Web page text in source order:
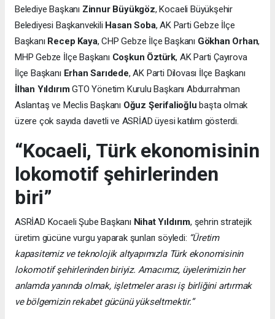
Belediye Başkanı Zinnur Büyükgöz, Kocaeli Büyükşehir
Belediyesi Başkanvekili Hasan Soba, AK Parti Gebze İlçe
Başkanı Recep Kaya, CHP Gebze İlçe Başkanı Gökhan Orhan,
MHP Gebze İlçe Başkanı Coşkun Öztürk, AK Parti Çayırova
İlçe Başkanı Erhan Sarıdede, AK Parti Dilovası İlçe Başkanı
İlhan YıldırımGTO Yönetim Kurulu Başkanı Abdurrahman
Aslantaş ve Meclis Başkanı Oğuz Şerifalioğlu başta olmak
üzere çok sayıda davetli ve ASRİAD üyesi katılım gösterdi.
“Kocaeli, Türk ekonomisinin
lokomotif şehirlerinden
biri”
ASRİAD Kocaeli Şube Başkanı Nihat Yıldırım, şehrin stratejik
üretim gücüne vurgu yaparak şunları söyledi: “Üretim
kapasitemiz ve teknolojik altyapımızla Türk ekonomisinin
lokomotif şehirlerinden biriyiz. Amacımız, üyelerimizin her
anlamda yanında olmak, işletmeler arası iş birliğini artırmak
ve bölgemizin rekabet gücünü yükseltmektir.”